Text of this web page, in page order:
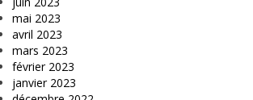
mai 2023
avril 2023
mars 2023
février 2023
janvier 2023